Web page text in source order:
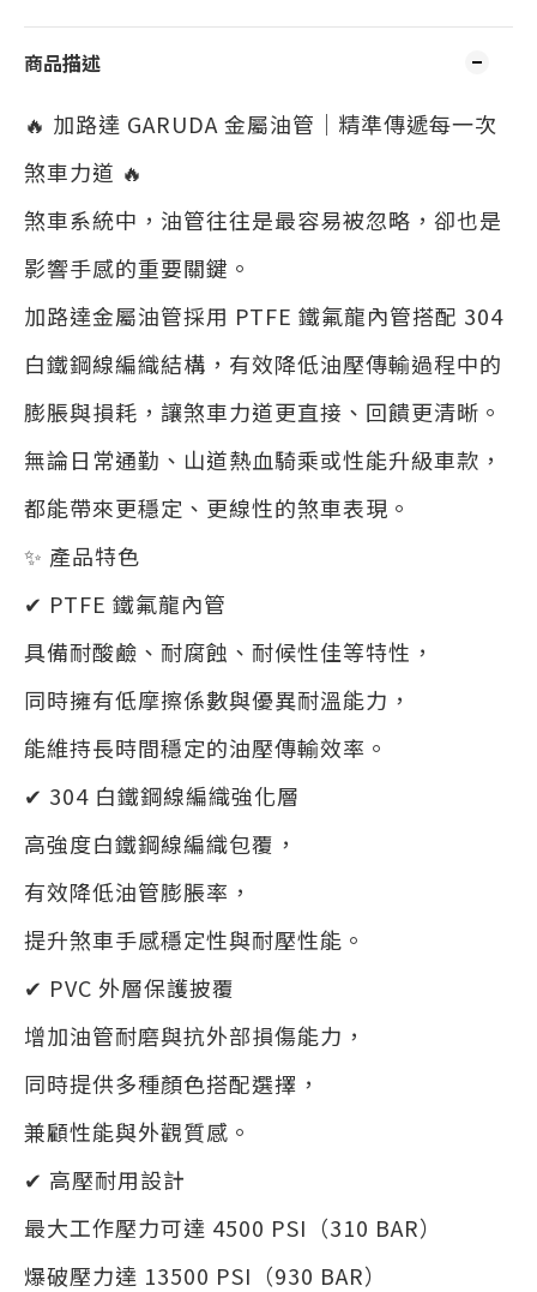
商品描述
🔥 加路達 GARUDA 金屬油管｜精準傳遞每一次
煞車力道 🔥
煞車系統中，油管往往是最容易被忽略，卻也是
影響手感的重要關鍵。
加路達金屬油管採用 PTFE 鐵氟龍內管搭配 304
白鐵鋼線編織結構，有效降低油壓傳輸過程中的
膨脹與損耗，讓煞車力道更直接、回饋更清晰。
無論日常通勤、山道熱血騎乘或性能升級車款，
都能帶來更穩定、更線性的煞車表現。
✨ 產品特色
✔ PTFE 鐵氟龍內管
具備耐酸鹼、耐腐蝕、耐候性佳等特性，
同時擁有低摩擦係數與優異耐溫能力，
能維持長時間穩定的油壓傳輸效率。
✔ 304 白鐵鋼線編織強化層
高強度白鐵鋼線編織包覆，
有效降低油管膨脹率，
提升煞車手感穩定性與耐壓性能。
✔ PVC 外層保護披覆
增加油管耐磨與抗外部損傷能力，
同時提供多種顏色搭配選擇，
兼顧性能與外觀質感。
✔ 高壓耐用設計
最大工作壓力可達 4500 PSI（310 BAR）
爆破壓力達 13500 PSI（930 BAR）